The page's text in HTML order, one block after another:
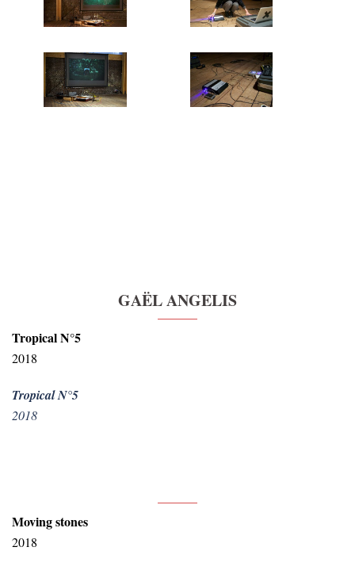
GAËL ANGELIS
Tropical N°5
2018
Tropical N°5
2018
Moving stones
2018